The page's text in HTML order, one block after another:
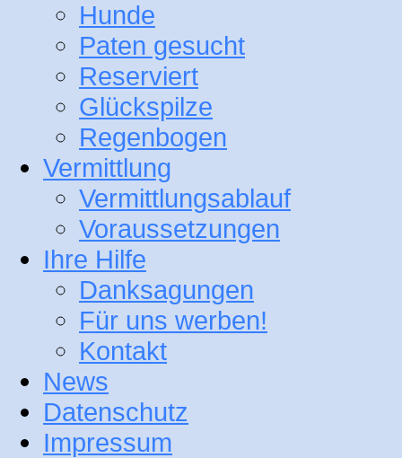
Hunde
Paten gesucht
Reserviert
Glückspilze
Regenbogen
Vermittlung
Vermittlungsablauf
Voraussetzungen
Ihre Hilfe
Danksagungen
Für uns werben!
Kontakt
News
Datenschutz
Impressum